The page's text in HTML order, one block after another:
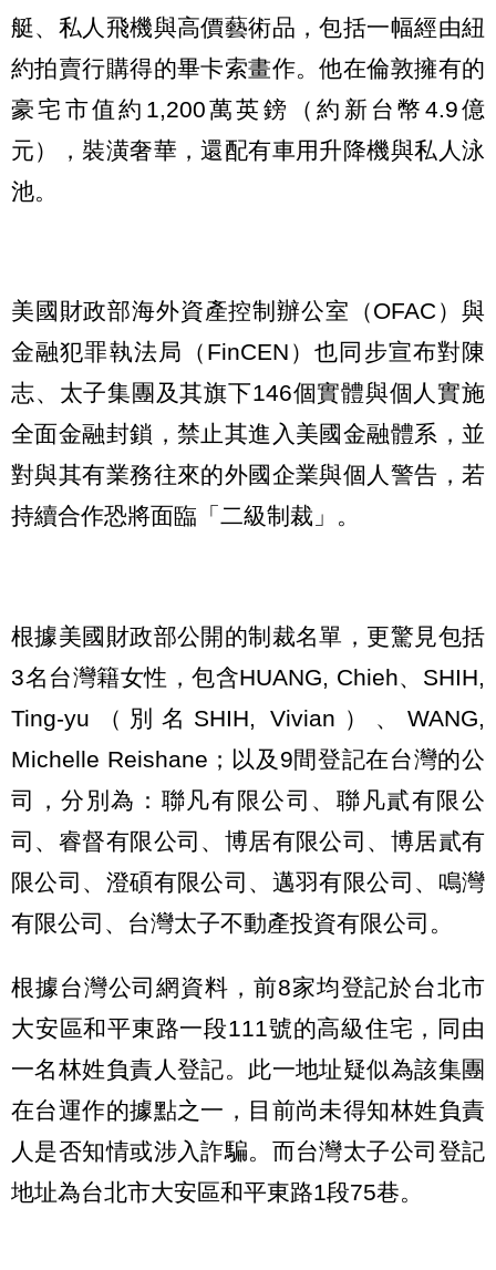
艇、私人飛機與高價藝術品，包括一幅經由紐
約拍賣行購得的畢卡索畫作。他在倫敦擁有的
豪宅市值約1,200萬英鎊（約新台幣4.9億
元），裝潢奢華，還配有車用升降機與私人泳
池。
美國財政部海外資產控制辦公室（OFAC）與
金融犯罪執法局（FinCEN）也同步宣布對陳
志、太子集團及其旗下146個實體與個人實施
全面金融封鎖，禁止其進入美國金融體系，並
對與其有業務往來的外國企業與個人警告，若
持續合作恐將面臨「二級制裁」。
根據美國財政部公開的制裁名單，更驚見包括
3名台灣籍女性，包含HUANG, Chieh、SHIH,
Ting-yu（別名SHIH, Vivian）、WANG,
Michelle Reishane；以及9間登記在台灣的公
司，分別為：聯凡有限公司、聯凡貳有限公
司、睿督有限公司、博居有限公司、博居貳有
限公司、澄碩有限公司、邁羽有限公司、鳴灣
有限公司、台灣太子不動產投資有限公司。
根據台灣公司網資料，前8家均登記於台北市
大安區和平東路一段111號的高級住宅，同由
一名林姓負責人登記。此一地址疑似為該集團
在台運作的據點之一，目前尚未得知林姓負責
人是否知情或涉入詐騙。而台灣太子公司登記
地址為台北市大安區和平東路1段75巷。